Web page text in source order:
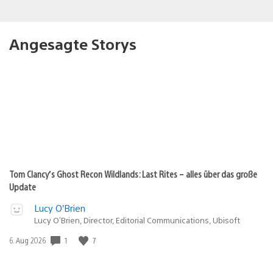
Angesagte Storys
Tom Clancy’s Ghost Recon Wildlands: Last Rites – alles über das große
Update
Lucy O’Brien
Lucy O’Brien, Director, Editorial Communications, Ubisoft
Veröffentlichungsdatum:
6. Aug 2026 1 7